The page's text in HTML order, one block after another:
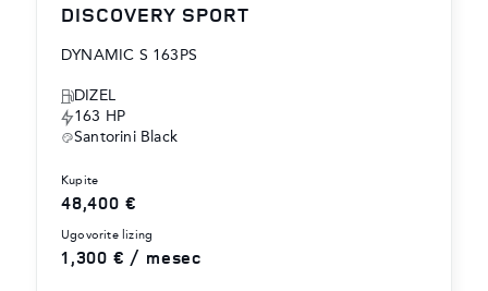
DISCOVERY SPORT
DYNAMIC S 163PS
DIZEL
163 HP
Santorini Black
kupite
48,400 €
ugovorite lizing
1,300 € / mesec